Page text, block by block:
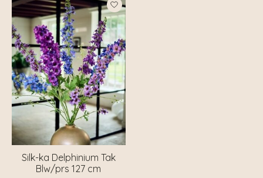
Silk-ka Delphinium Tak
Blw/prs 127 cm